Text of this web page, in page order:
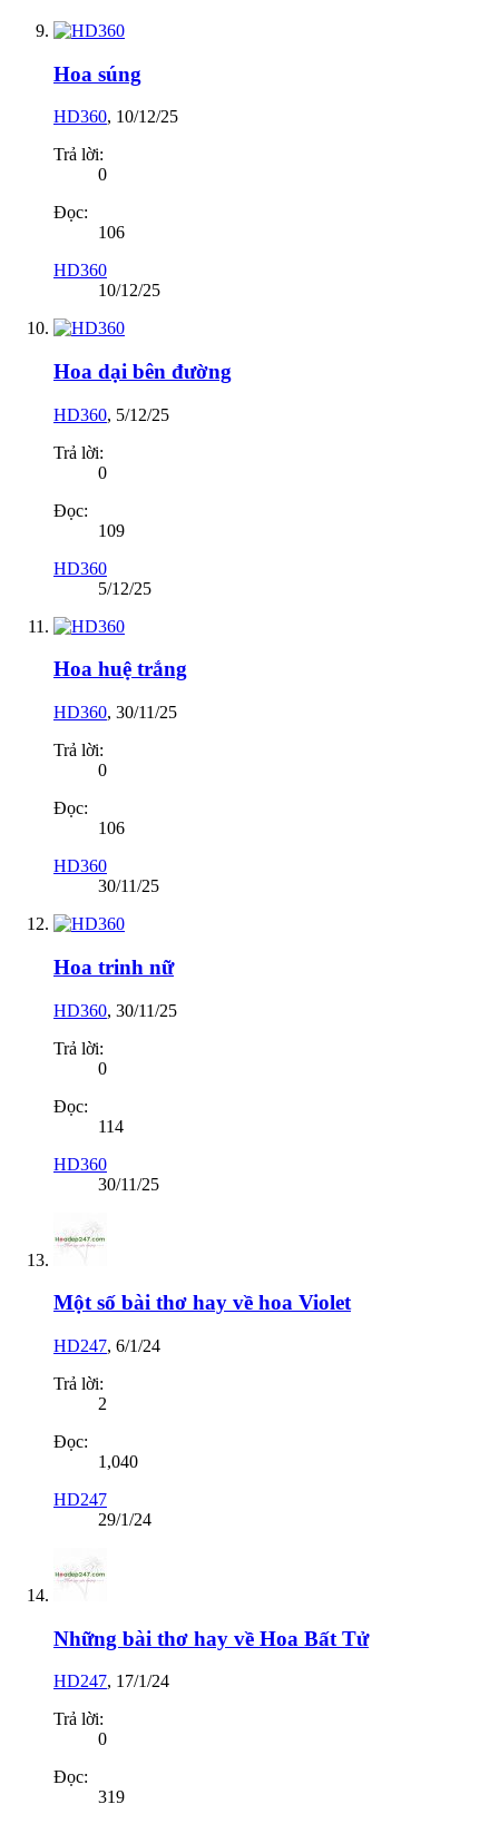
Hoa súng
HD360, 10/12/25
Trả lời:
0
Đọc:
106
HD360
10/12/25
Hoa dại bên đường
HD360, 5/12/25
Trả lời:
0
Đọc:
109
HD360
5/12/25
Hoa huệ trắng
HD360, 30/11/25
Trả lời:
0
Đọc:
106
HD360
30/11/25
Hoa trinh nữ
HD360, 30/11/25
Trả lời:
0
Đọc:
114
HD360
30/11/25
Một số bài thơ hay về hoa Violet
HD247, 6/1/24
Trả lời:
2
Đọc:
1,040
HD247
29/1/24
Những bài thơ hay về Hoa Bất Tử
HD247, 17/1/24
Trả lời:
0
Đọc:
319